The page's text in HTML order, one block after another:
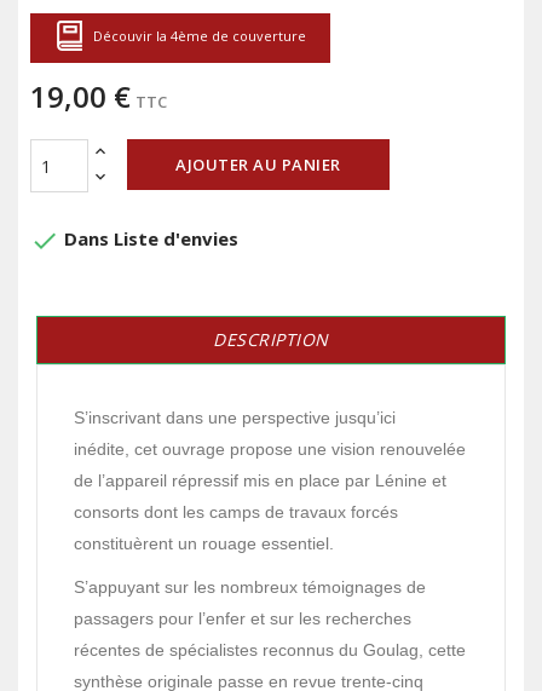
Découvir la 4ème de couverture
19,00 € TTC
AJOUTER AU PANIER
done Dans Liste d'envies
DESCRIPTION
S’inscrivant dans une perspective jusqu’ici
inédite, cet ouvrage propose une vision renouvelée
de l’appareil répressif mis en place par Lénine et
consorts dont les camps de travaux forcés
constituèrent un rouage essentiel.
S’appuyant sur les nombreux témoignages de
passagers pour l’enfer et sur les recherches
récentes de spécialistes reconnus du Goulag, cette
synthèse originale passe en revue trente-cinq